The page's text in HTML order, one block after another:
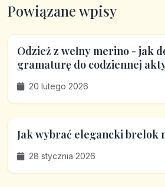
Powiązane wpisy
Odzież z wełny merino - jak
gramaturę do codziennej
20 lutego 2026
Jak wybrać elegancki brelok
28 stycznia 2026